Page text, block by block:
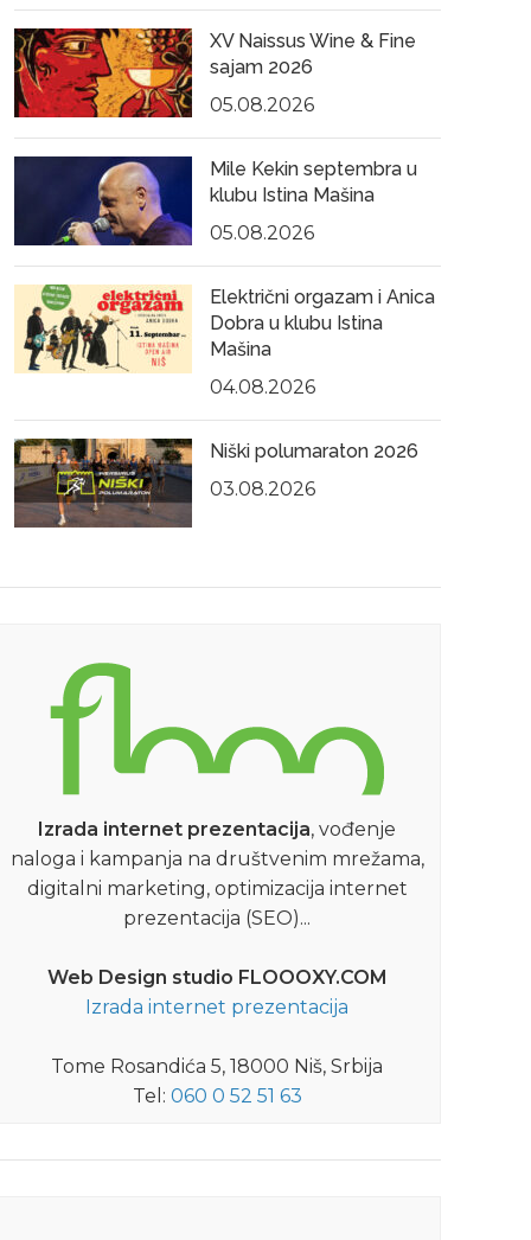
XV Naissus Wine & Fine
sajam 2026
05.08.2026
Mile Kekin septembra u
klubu Istina Mašina
05.08.2026
Električni orgazam i Anica
Dobra u klubu Istina
Mašina
04.08.2026
Niški polumaraton 2026
03.08.2026
Izrada internet prezentacija, vođenje
naloga i kampanja na društvenim mrežama,
digitalni marketing, optimizacija internet
prezentacija (SEO)...
Web Design studio FLOOOXY.COM
Izrada internet prezentacija
Tome Rosandića 5, 18000 Niš, Srbija
Tel: 060 0 52 51 63